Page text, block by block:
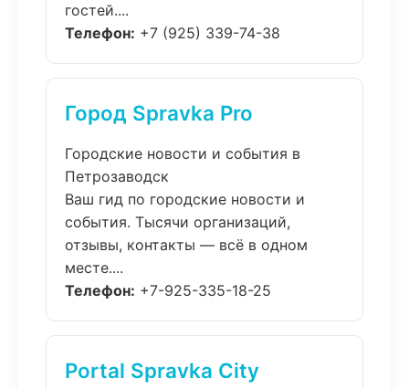
гостей....
Телефон: +7 (925) 339-74-38
Город Spravka Pro
Городские новости и события в
Петрозаводск
Ваш гид по городские новости и
события. Тысячи организаций,
отзывы, контакты — всё в одном
месте....
Телефон: +7-925-335-18-25
Portal Spravka City